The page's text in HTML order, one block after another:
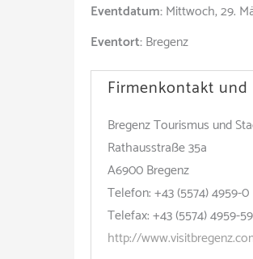
Eventdatum:Mittwoch, 29.
Eventort:Bregenz
Firmenkontakt
Bregenz Tourismus und
Rathausstraße 35a
A6900 Bregenz
Telefon: +43 (5574) 4959-0
Telefax: +43 (5574) 4959-59
http://